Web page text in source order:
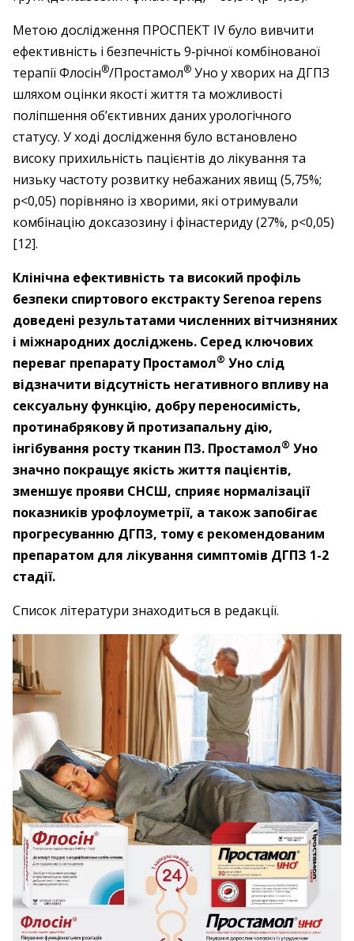
Метою дослідження ПРОСПЕКТ IV було вивчити
ефективність і безпечність 9‑річної комбінованої
терапії Флосін®/Простамол® Уно у хворих на ДГПЗ
шляхом оцінки якості життя та можливості
поліпшення об’єктивних даних урологічного
статусу. У ході дослідження було встановлено
високу прихильність пацієнтів до лікування та
низьку частоту розвитку небажаних явищ (5,75%;
р<0,05) порівняно із хворими, які отримували
комбінацію доксазозину і фінастериду (27%, р<0,05)
[12].
Клінічна ефективність та високий профіль
безпеки спиртового екстракту Serenoa repens
доведені результатами численних вітчизняних
і міжнародних досліджень. Серед ключових
переваг препарату Простамол® Уно слід
відзначити відсутність негативного впливу на
сексуальну функцію, добру переносимість,
протинабрякову й протизапальну дію,
інгібування росту тканин ПЗ. Простамол® Уно
значно покращує якість життя пацієнтів,
зменшує прояви СНСШ, сприяє нормалізації
показників урофлоуметрії, а також запобігає
прогресуванню ДГПЗ, тому є рекомендованим
препаратом для лікування симптомів ДГПЗ 1-2
стадії.
Список літератури знаходиться в редакції.